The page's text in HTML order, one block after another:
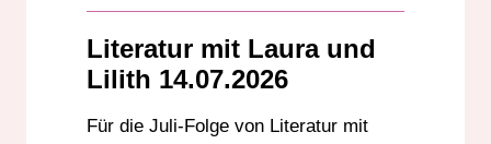
Literatur mit Laura und
Lilith 14.07.2026
Für die Juli-Folge von Literatur mit